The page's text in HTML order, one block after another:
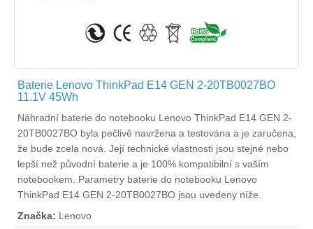
Baterie Lenovo ThinkPad E14 GEN 2-20TB0027BO
11.1V 45Wh
Náhradní baterie do notebooku Lenovo ThinkPad E14 GEN 2-
20TB0027BO byla pečlivě navržena a testována a je zaručena,
že bude zcela nová. Její technické vlastnosti jsou stejné nebo
lepší než původní baterie a je 100% kompatibilní s vaším
notebookem. Parametry baterie do notebooku Lenovo
ThinkPad E14 GEN 2-20TB0027BO jsou uvedeny níže.
Značka: Lenovo